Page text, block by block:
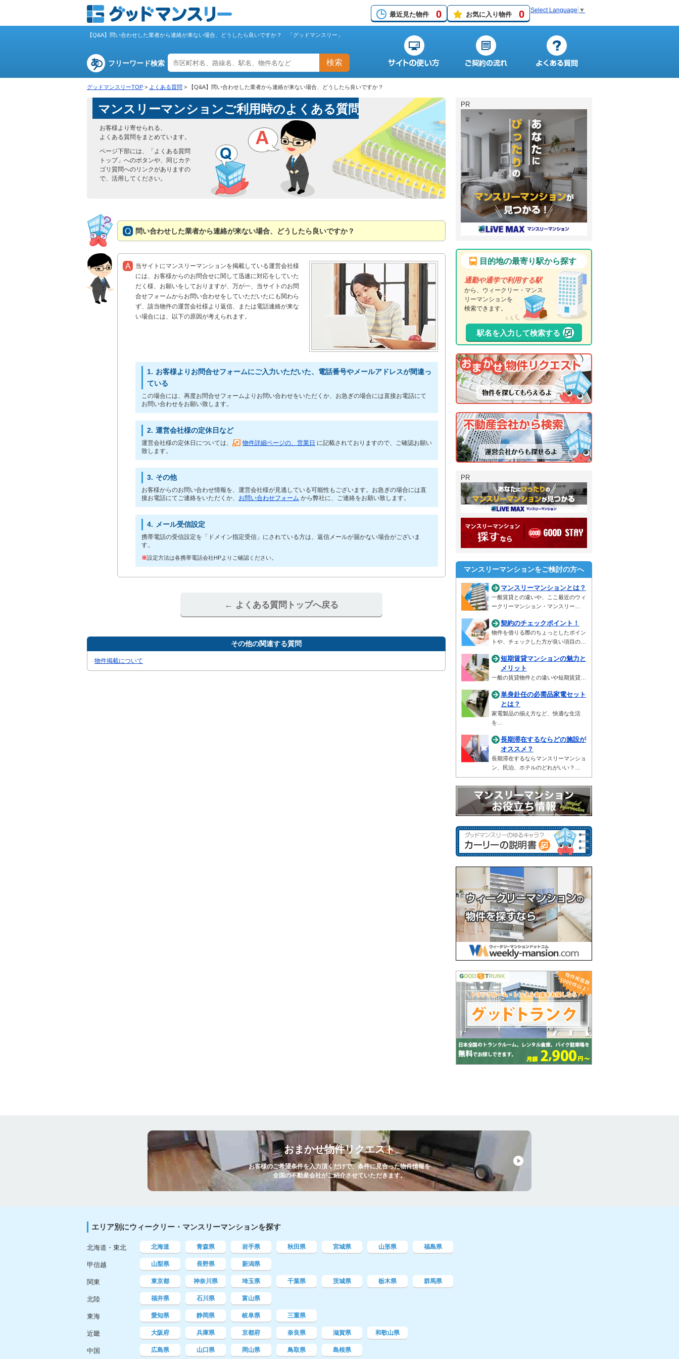
最近見た物件 0 お気に入り物件 0 Select Language ▼
【Q&A】問い合わせした業者から連絡が来ない場合、どうしたら良いですか？ 「グッドマンスリー」
フリーワード検索 検索
グッドマンスリーTOP > よくある質問 > 【Q&A】問い合わせした業者から連絡が来ない場合、どうしたら良いですか？
マンスリーマンションご利用時のよくある質問
お客様より寄せられる、
よくある質問をまとめています。
ページ下部には、「よくある質問
トップ」へのボタンや、同じカテ
ゴリ質問へのリンクがありますの
で、活用してください。
問い合わせした業者から連絡が来ない場合、どうしたら良いですか？
当サイトにマンスリーマンションを掲載している運営会社様
には、お客様からのお問合せに関して迅速に対応をしていた
だく様、お願いをしておりますが、万が一、当サイトのお問
合せフォームからお問い合わせをしていただいたにも関わら
ず、該当物件の運営会社様より返信、または電話連絡が来な
い場合には、以下の原因が考えられます。
1. お客様よりお問合せフォームにご入力いただいた、電話番号やメールアドレスが間違っ
ている
この場合には、再度お問合せフォームよりお問い合わせをいただくか、お急ぎの場合には直接お電話にて
お問い合わせをお願い致します。
2. 運営会社様の定休日など
運営会社様の定休日については、 物件詳細ページの、営業日 に記載されておりますので、ご確認お願い
致します。
3. その他
お客様からのお問い合わせ情報を、運営会社様が見逃している可能性もございます。お急ぎの場合には直
接お電話にてご連絡をいただくか、 お問い合わせフォーム から弊社に、ご連絡をお願い致します。
4. メール受信設定
携帯電話の受信設定を「ドメイン指定受信」にされている方は、返信メールが届かない場合がございま
す。
※設定方法は各携帯電話会社HPよりご確認ください。
← よくある質問トップへ戻る
その他の関連する質問
物件掲載について
PR
目的地の最寄り駅から探す
通勤や通学で利用する駅
から、ウィークリー・マンス
リーマンションを
検索できます。
駅名を入力して検索する
PR
マンスリーマンションをご検討の方へ
マンスリーマンションとは？
一般賃貸との違いや、ここ最近のウィ
ークリーマンション・マンスリー…
契約のチェックポイント！
物件を借りる際のちょっとしたポイン
トや、チェックした方が良い項目の…
短期賃貸マンションの魅力と
メリット
一般の賃貸物件との違いや短期賃貸…
単身赴任の必需品家電セット
とは？
家電製品の揃え方など、快適な生活
を…
長期滞在するならどの施設が
オススメ？
長期滞在するならマンスリーマンショ
ン、民泊、ホテルのどれがいい？…
おまかせ物件リクエスト
お客様のご希望条件を入力頂くだけで、条件に見合った物件情報を
全国の不動産会社がご紹介させていただきます。
エリア別にウィークリー・マンスリーマンションを探す
北海道・東北 北海道 青森県 岩手県 秋田県 宮城県 山形県 福島県
甲信越 山梨県 長野県 新潟県
関東 東京都 神奈川県 埼玉県 千葉県 茨城県 栃木県 群馬県
北陸 福井県 石川県 富山県
東海 愛知県 静岡県 岐阜県 三重県
近畿 大阪府 兵庫県 京都府 奈良県 滋賀県 和歌山県
中国 広島県 山口県 岡山県 鳥取県 島根県